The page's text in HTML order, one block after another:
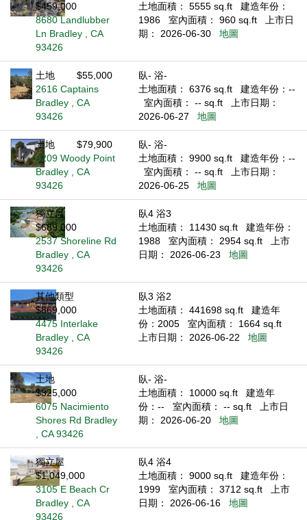
$459,000
8680 Landlubber
Ln Bradley , CA
93426
土地面積： 5555 sq.ft
建造年份：
1986
室內面積： 960 sq.ft
上市日
期： 2026-06-30
地圖
土地
$55,000
2616 Captains
Bradley , CA
93426
臥- 浴-
土地面積： 6376 sq.ft
建造年份：--
室內面積： -- sq.ft
上市日期：
2026-06-27
地圖
土地
$79,900
8209 Woody Point
Bradley , CA
93426
臥- 浴-
土地面積： 9900 sq.ft
建造年份：--
室內面積： -- sq.ft
上市日期：
2026-06-25
地圖
獨立屋
$689,000
2537 Shoreline Rd
Bradley , CA
93426
臥4 浴3
土地面積： 11430 sq.ft
建造年份：
1988
室內面積： 2954 sq.ft
上市
日期： 2026-06-23
地圖
其他類型
$869,000
4475 Interlake
Bradley , CA
93426
臥3 浴2
土地面積： 441698 sq.ft
建造年
份：2005
室內面積： 1664 sq.ft
上市日期： 2026-06-22
地圖
土地
$325,000
6075 Nacimiento
Shores Rd Bradley
, CA 93426
臥- 浴-
土地面積： 10000 sq.ft
建造年
份：--
室內面積： -- sq.ft
上市日
期： 2026-06-20
地圖
獨立屋
$1,049,000
3105 E Beach Cr
Bradley , CA
93426
臥4 浴4
土地面積： 9000 sq.ft
建造年份：
1999
室內面積： 3712 sq.ft
上市
日期： 2026-06-16
地圖